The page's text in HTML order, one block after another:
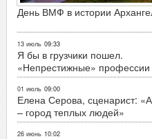
День ВМФ в истории
13 июль 09:33
Я бы в грузчики пошел.
«Непрестижные»
01 июль 09:00
Елена Серова, сценарист:
– город теплых людей»
26 июнь 10:02